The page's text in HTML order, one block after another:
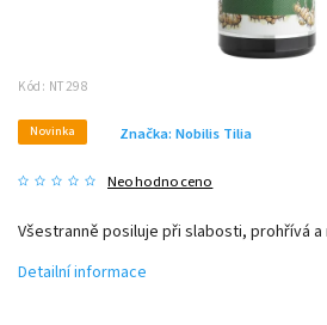
Kód: NT298
Novinka
Neohodnoceno
Značka: Nobilis Tilia
Všestranně posiluje při slabosti, prohřívá a
Detailní informace